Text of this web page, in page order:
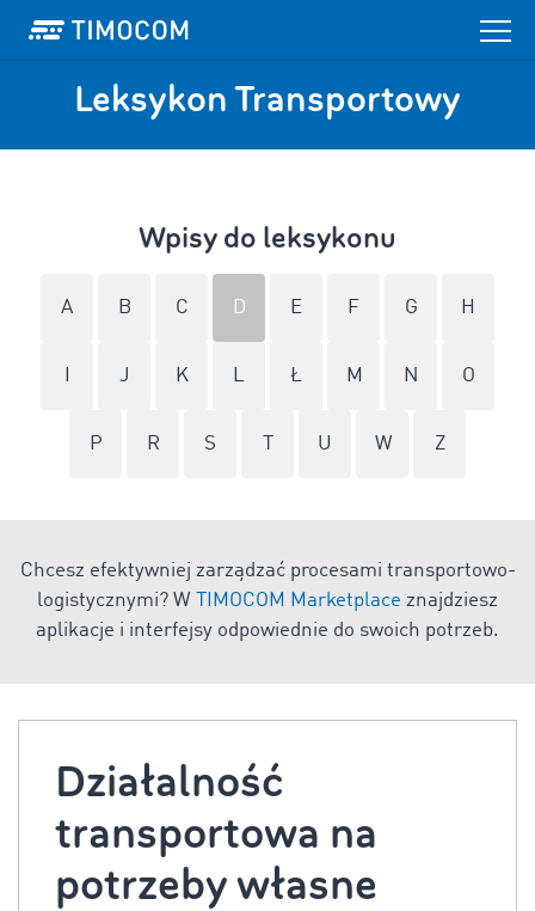
Leksykon Transportowy
Wpisy do leksykonu
A B C D E F G H
J K L Ł M N O
P R S U W Z
Chcesz efektywniej zarządzać procesami transportowo-
logistycznymi? W
TIMOCOM Marketplace znajdziesz
aplikacje i interfejsy odpowiednie do swoich potrzeb.
Działalność
transportowa na
potrzeby własne